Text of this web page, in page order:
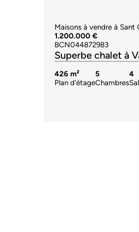
Maisons à vendre à Sant
1.200.000 €
BCN044872983
Superbe chalet à
426 m²
Plan d'étage
5
Chambres
4